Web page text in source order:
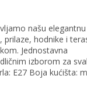
našu elegantnu
prilaze, hodnike i
Jednostavna
izborom za
E27 Boja kućišta: